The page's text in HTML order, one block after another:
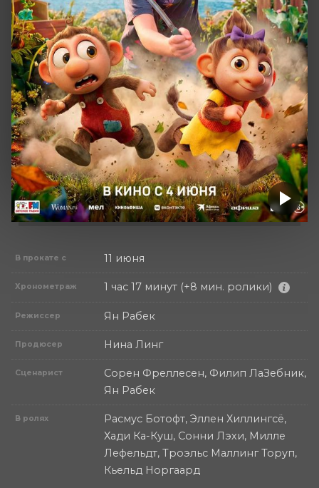
В прокате с 11 июня
Хронометраж 1 час 17 минут (+8 мин. ролики)
Режиссер Ян Рабек
Продюсер Нина Линг
Сценарист
Сорен Фреллесен, Филип ЛаЗебник,
Ян Рабек
В ролях
Расмус Ботофт, Эллен Хиллингсё,
Хади Ка-Куш, Сонни Лэхи, Милле
Лефельдт, Троэльс Маллинг Торуп,
Кьельд Норгаард